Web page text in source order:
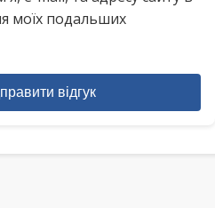
моїх подальших
відгук